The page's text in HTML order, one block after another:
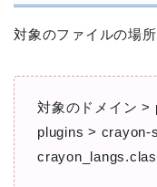
対象のファイルの場所
対象のドメイン
plugins > crayon-